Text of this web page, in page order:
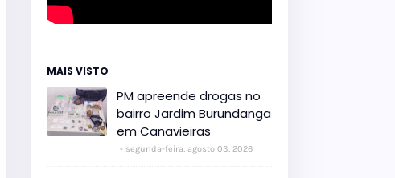
MAIS VISTO
PM apreende drogas no
bairro Jardim Burundanga
em Canavieiras
segunda-feira, agosto 03, 2026